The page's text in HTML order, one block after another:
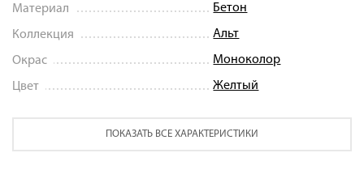
Материал Бетон
Коллекция Альт
Окрас Моноколор
Цвет Желтый
ПОКАЗАТЬ ВСЕ ХАРАКТЕРИСТИКИ